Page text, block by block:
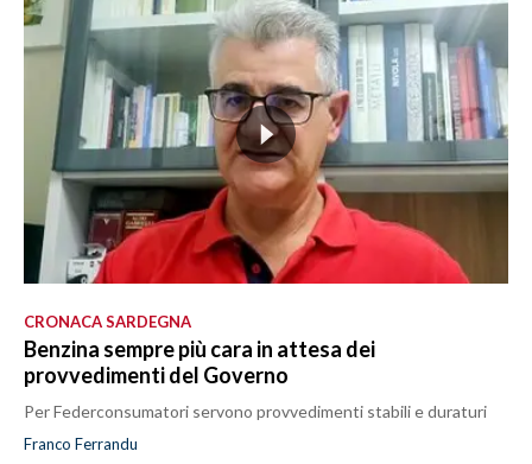
CRONACA SARDEGNA
Benzina sempre più cara in attesa dei
provvedimenti del Governo
Per Federconsumatori servono provvedimenti stabili e duraturi
Franco Ferrandu